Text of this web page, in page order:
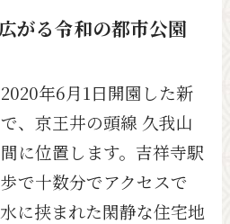
がる令和の都市公園
年6月1日開園した新
、京王井の頭線 久我山
に位置します。吉祥寺駅
で十数分でアクセスで
に挟まれた閑静な住宅地